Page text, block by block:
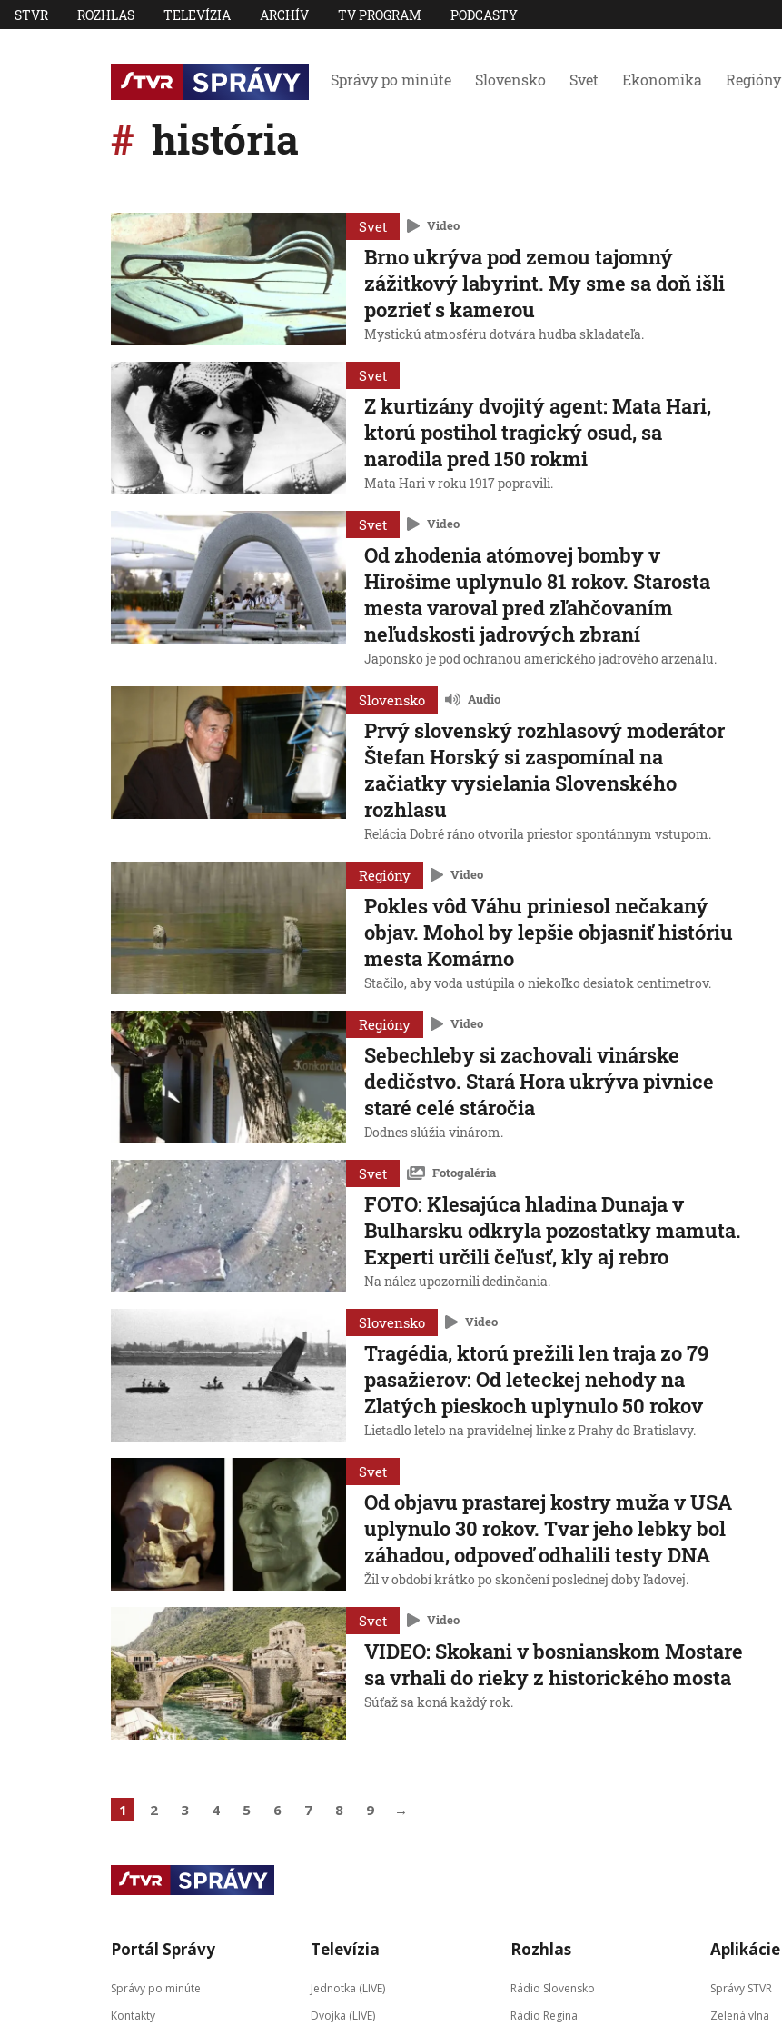
STVR ROZHLAS TELEVÍZIA ARCHÍV TV PROGRAM PODCASTY
Správy po minúte Slovensko Svet Ekonomika Regióny
história
Svet Video
Brno ukrýva pod zemou tajomný
zážitkový labyrint. My sme sa doň išli
pozrieť s kamerou
Mystickú atmosféru dotvára hudba skladateľa.
Svet
Z kurtizány dvojitý agent: Mata Hari,
ktorú postihol tragický osud, sa
narodila pred 150 rokmi
Mata Hari v roku 1917 popravili.
Svet Video
Od zhodenia atómovej bomby v
Hirošime uplynulo 81 rokov. Starosta
mesta varoval pred zľahčovaním
neľudskosti jadrových zbraní
Japonsko je pod ochranou amerického jadrového arzenálu.
Slovensko Audio
Prvý slovenský rozhlasový moderátor
Štefan Horský si zaspomínal na
začiatky vysielania Slovenského
rozhlasu
Relácia Dobré ráno otvorila priestor spontánnym vstupom.
Regióny Video
Pokles vôd Váhu priniesol nečakaný
objav. Mohol by lepšie objasniť históriu
mesta Komárno
Stačilo, aby voda ustúpila o niekoľko desiatok centimetrov.
Regióny Video
Sebechleby si zachovali vinárske
dedičstvo. Stará Hora ukrýva pivnice
staré celé stáročia
Dodnes slúžia vinárom.
Svet Fotogaléria
FOTO: Klesajúca hladina Dunaja v
Bulharsku odkryla pozostatky mamuta.
Experti určili čeľusť, kly aj rebro
Na nález upozornili dedinčania.
Slovensko Video
Tragédia, ktorú prežili len traja zo 79
pasažierov: Od leteckej nehody na
Zlatých pieskoch uplynulo 50 rokov
Lietadlo letelo na pravidelnej linke z Prahy do Bratislavy.
Svet
Od objavu prastarej kostry muža v USA
uplynulo 30 rokov. Tvar jeho lebky bol
záhadou, odpoveď odhalili testy DNA
Žil v období krátko po skončení poslednej doby ľadovej.
Svet Video
VIDEO: Skokani v bosnianskom Mostare
sa vrhali do rieky z historického mosta
Súťaž sa koná každý rok.
1 2 3 4 5 6 7 8 9 →
Portál Správy
Správy po minúte
Kontakty
Televízia
Jednotka (LIVE)
Dvojka (LIVE)
Rozhlas
Rádio Slovensko
Rádio Regina
Aplikácie
Správy STVR
Zelená vlna